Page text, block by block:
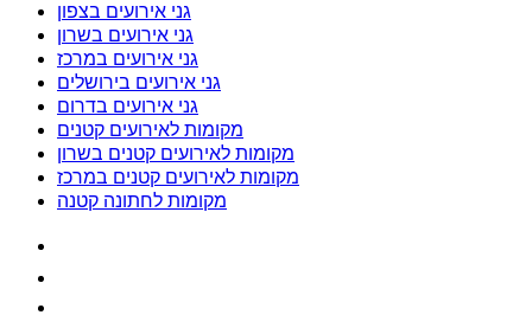
גני אירועים בצפון
גני אירועים בשרון
גני אירועים במרכז
גני אירועים בירושלים
גני אירועים בדרום
מקומות לאירועים קטנים
מקומות לאירועים קטנים בשרון
מקומות לאירועים קטנים במרכז
מקומות לחתונה קטנה